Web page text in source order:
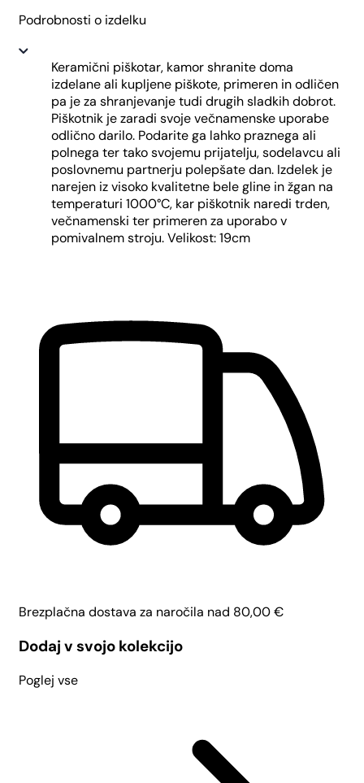
Podrobnosti o izdelku
Keramični piškotar, kamor shranite doma
izdelane ali kupljene piškote, primeren in odličen
pa je za shranjevanje tudi drugih sladkih dobrot.
Piškotnik je zaradi svoje večnamenske uporabe
odlično darilo. Podarite ga lahko praznega ali
polnega ter tako svojemu prijatelju, sodelavcu ali
poslovnemu partnerju polepšate dan. Izdelek je
narejen iz visoko kvalitetne bele gline in žgan na
temperaturi 1000°C, kar piškotnik naredi trden,
večnamenski ter primeren za uporabo v
pomivalnem stroju. Velikost: 19cm
Brezplačna dostava za naročila nad 80,00€
Dodaj v svojo kolekcijo
Poglej vse